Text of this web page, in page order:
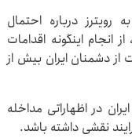
درباره احتمال
انجام اینگونه اقدامات
دشمنان ایران بیش از
در اظهاراتی مداخله
نقشی داشته باشد.